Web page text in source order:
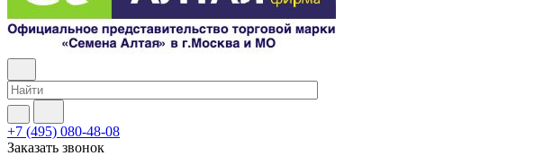
+7 (495) 080-48-08
Заказать звонок